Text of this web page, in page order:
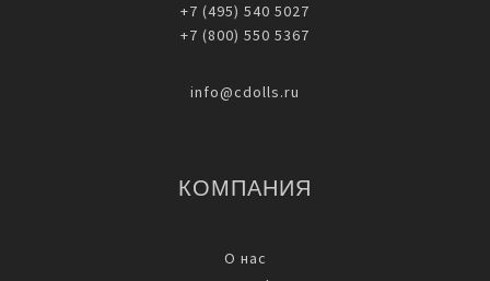
+7 (495) 540 5027
+7 (800) 550 5367
info@cdolls.ru
КОМПАНИЯ
О нас